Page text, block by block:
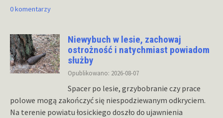
0 komentarzy
Niewybuch w lesie, zachowaj
ostrożność i natychmiast powiadom
służby
Opublikowano: 2026-08-07
Spacer po lesie, grzybobranie czy prace
polowe mogą zakończyć się niespodziewanym odkryciem.
Na terenie powiatu łosickiego doszło do ujawnienia